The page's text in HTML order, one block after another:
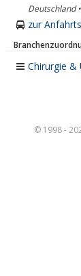
Deutschland
zur
Chirurgie &
© 1998 -